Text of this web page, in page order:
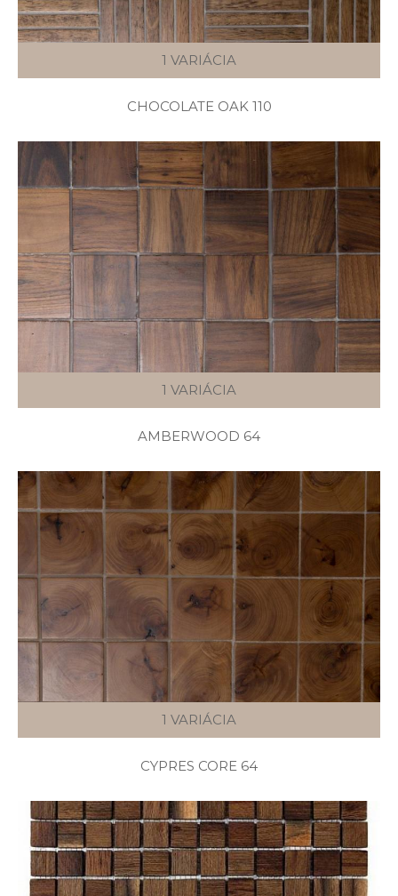
1 VARIÁCIA
CHOCOLATE OAK 110
1 VARIÁCIA
AMBERWOOD 64
1 VARIÁCIA
CYPRES CORE 64